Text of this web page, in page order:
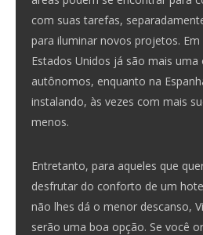
com suas tarefas,
para iluminar novos projetos.
Estados Unidos já são mais uma
autônomos, enquanto na
instalando, às vezes com mais
menos.
Entretanto, para aqueles que
desfrutar do conforto de um
não lhes dá o menor descanso,
serão uma boa opção. Se você